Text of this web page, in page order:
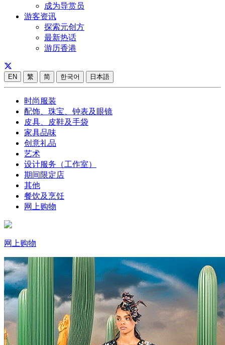
成为导赏员
游客资讯
探索元创方
最新热话
游历香港
EN 繁 简 한국어 日本語
时尚服装
配饰、珠宝、钟表及眼镜
皮具、皮鞋及手袋
家具品味
创意礼品
艺术
设计服务（工作室）
期间限定店
其他
餐饮及烹饪
网上购物
网上购物